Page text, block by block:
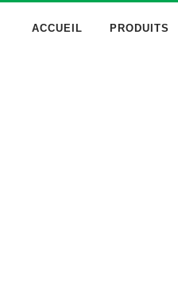
ACCUEIL PRODUITS